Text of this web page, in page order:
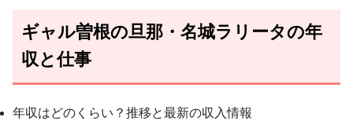
ギャル曽根の旦那・名城ラリータの年
収と仕事
年収はどのくらい？推移と最新の収入情報